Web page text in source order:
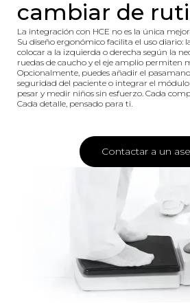
cambiar de
La integración con HCE no es la única
Su diseño ergonómico facilita el uso diario:
colocar a la izquierda o derecha según la
ruedas de caucho y el eje amplio permiten
Opcionalmente, puedes añadir el
seguridad del paciente o integrar el
pesar y medir niños sin esfuerzo. Cada
Cada detalle, pensado para ti.
Contactar a un